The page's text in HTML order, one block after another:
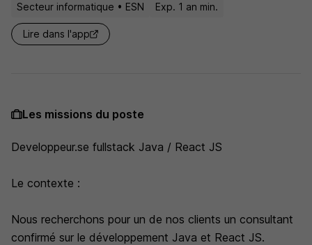
Secteur informatique • ESN
Exp. 1 an min.
Lire dans l'app
Les missions du poste
Developpeur.se fullstack Java / React JS
Le contexte :
Nous recherchons pour un de nos clients un consultant
confirmé sur le développement Java et React JS.